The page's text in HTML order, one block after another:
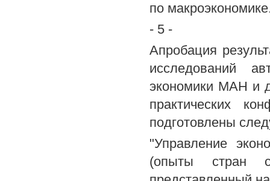
по
- 5 -
Апробация
исследований
экономики МАН и
практических
подготовлены
"Управление
(опыты стран